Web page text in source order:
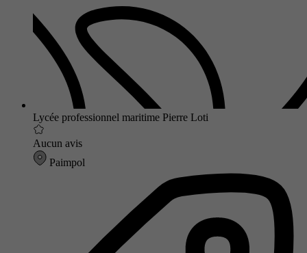
Lycée professionnel maritime Pierre Loti
Aucun avis
Paimpol